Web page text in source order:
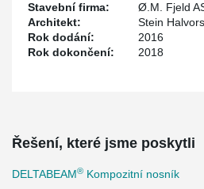
Stavební firma:
Ø.M. Fjeld
Architekt:
Stein
Rok dodání:
2016
Rok dokončení:
2018
Řešení, které jsme poskytli
DELTABEAM® Kompozitní nosník